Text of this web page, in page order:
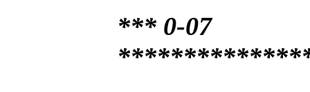
*** 0-07